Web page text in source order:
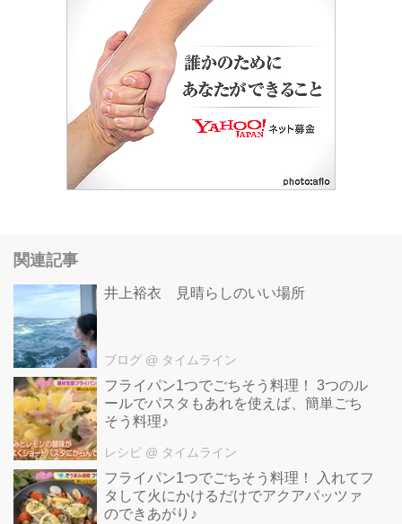
関連記事
井上裕衣 見晴らしのいい場所
ブログ @ タイムライン
フライパン1つでごちそう料理！ 3つのル
ールでパスタもあれを使えば、簡単ごち
そう料理♪
レシピ @ タイムライン
フライパン1つでごちそう料理！ 入れてフ
タして火にかけるだけでアクアパッツァ
のできあがり♪